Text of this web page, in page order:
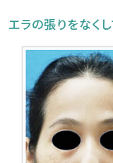
エラの張りをなく